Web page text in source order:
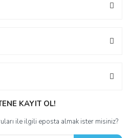
KAYIT OL!
ile ilgili eposta almak ister misiniz?